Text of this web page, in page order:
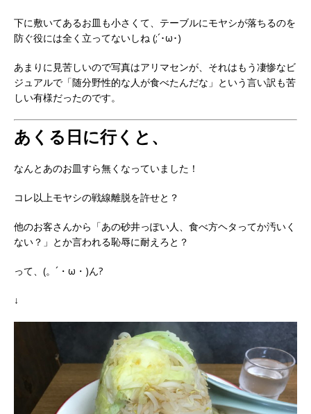
下に敷いてあるお皿も小さくて、テーブルにモヤシが落ちるのを
防ぐ役には全く立ってないしね (;´･ω･)
あまりに見苦しいので写真はアリマセンが、それはもう凄惨なビ
ジュアルで「随分野性的な人が食べたんだな」という言い訳も苦
しい有様だったのです。
あくる日に行くと、
なんとあのお皿すら無くなっていました！
コレ以上モヤシの戦線離脱を許せと？
他のお客さんから「あの砂井っぽい人、食べ方ヘタってか汚いく
ない？」とか言われる恥辱に耐えろと？
って、(。´・ω・)ん?
↓